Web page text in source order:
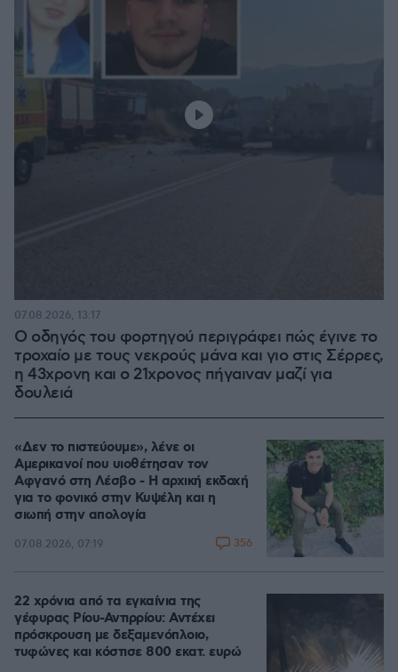
Ο οδηγός του φορτηγού περιγράφει πώς έγινε το
τροχαίο με τους νεκρούς μάνα και γιο στις Σέρρες,
η 43χρονη και ο 21χρονος πήγαιναν μαζί για
δουλειά
07.08.2026, 13:17
«Δεν το πιστεύουμε», λένε οι
Αμερικανοί που υιοθέτησαν τον
Αφγανό στη Λέσβο - Η αρχική εκδοχή
για το φονικό στην Κυψέλη και η
σιωπή στην απολογία
07.08.2026, 07:19 356
22 χρόνια από τα εγκαίνια της
γέφυρας Ρίου-Αντιρρίου: Αντέχει
πρόσκρουση με δεξαμενόπλοιο,
τυφώνες και κόστισε 800 εκατ. ευρώ